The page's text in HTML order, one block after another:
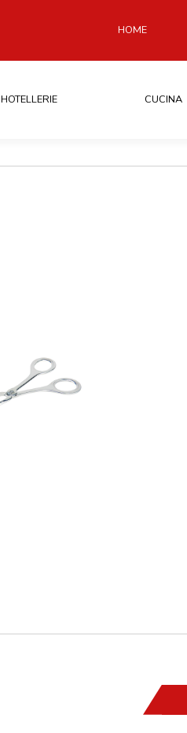
HOME
HOTELLERIE CUCINA